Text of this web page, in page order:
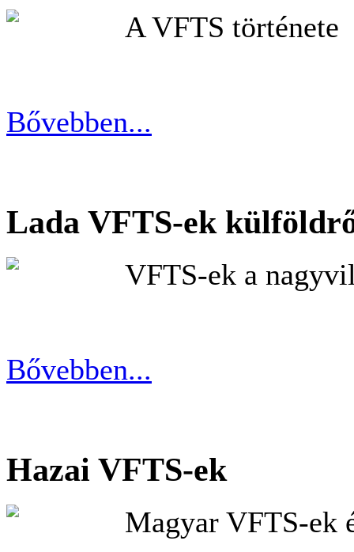
A VFTS története
Bővebben...
Lada VFTS-ek
VFTS-ek a
Bővebben...
Hazai VFTS-ek
Magyar VFTS-ek